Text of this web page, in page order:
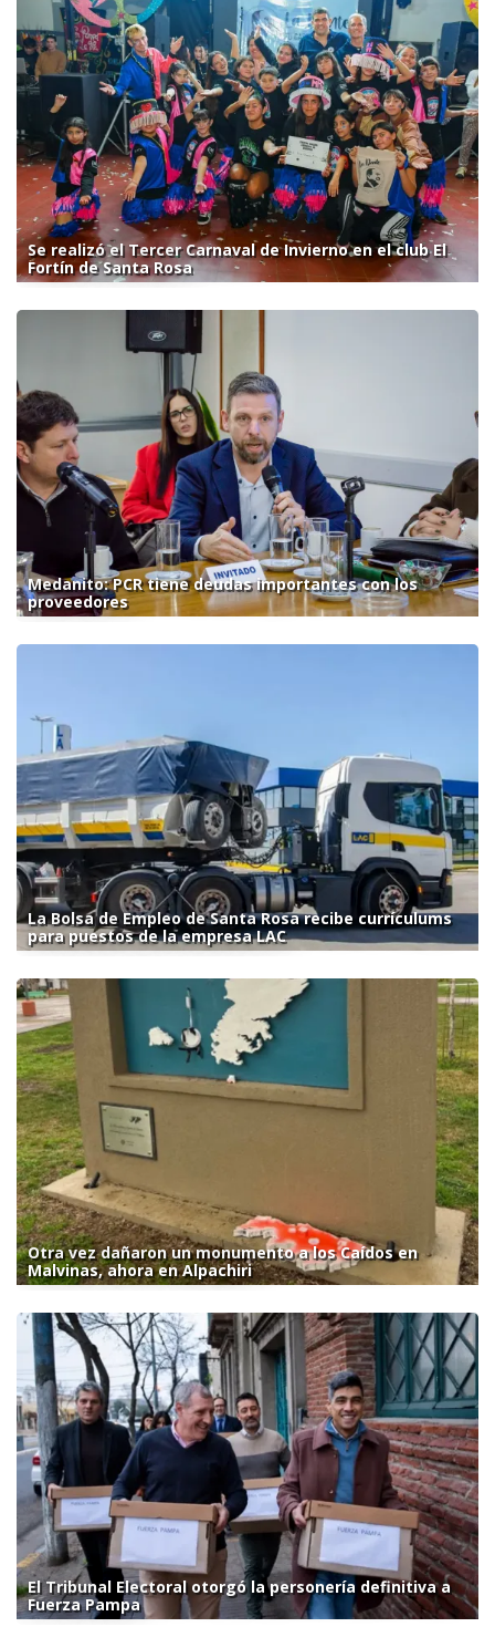
Se realizó el Tercer Carnaval de Invierno en el club El
Fortín de Santa Rosa
Medanito: PCR tiene deudas importantes con los
proveedores
La Bolsa de Empleo de Santa Rosa recibe currículums
para puestos de la empresa LAC
Otra vez dañaron un monumento a los Caídos en
Malvinas, ahora en Alpachiri
El Tribunal Electoral otorgó la personería definitiva a
Fuerza Pampa